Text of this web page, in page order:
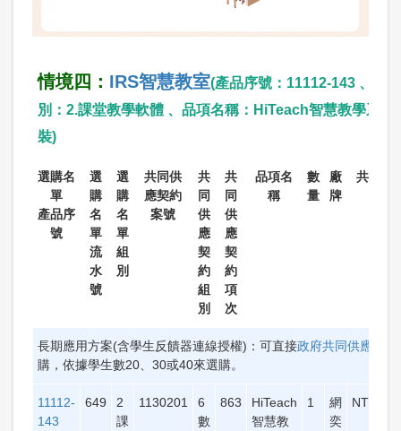
情境四： IRS智慧教室(產品序號：11112-143 、組
別：2.課堂教學軟體 、品項名稱：HiTeach智慧教學系統
裝)
選購名
單
產品序
號
選
購
名
單
流
水
號
選
購
名
單
組
別
共同供
應契約
案號
共
同
供
應
契
約
組
別
共
同
供
應
契
約
項
次
品項名
稱
數
量
廠
牌
共契價/
長期應用方案(含學生反饋器連線授權)：可直接政府共同供應契約
購，依據學生數20、30或40來選購。
11112-
143
649
2
課
1130201
6
數
863
HiTeach
智慧教
1
網
奕